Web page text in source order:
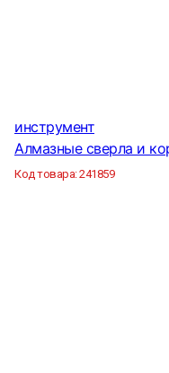
инструмент
Алмазные сверла и
Код товара:241859